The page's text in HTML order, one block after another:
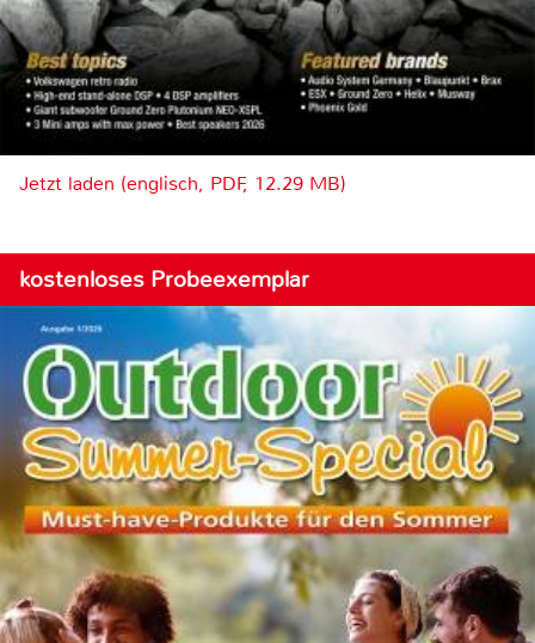
Jetzt laden (englisch, PDF, 12.29 MB)
kostenloses Probeexemplar